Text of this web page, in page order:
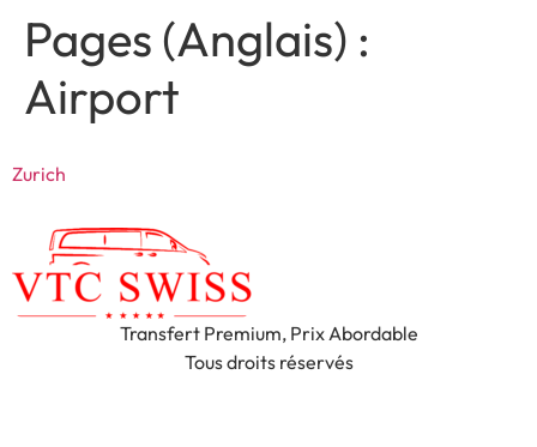
Pages (Anglais) :
Airport
Zurich
Transfert Premium, Prix Abordable
Tous droits réservés